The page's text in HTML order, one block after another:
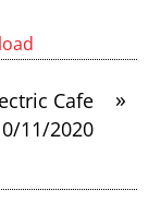
»
Cafe
11/2020